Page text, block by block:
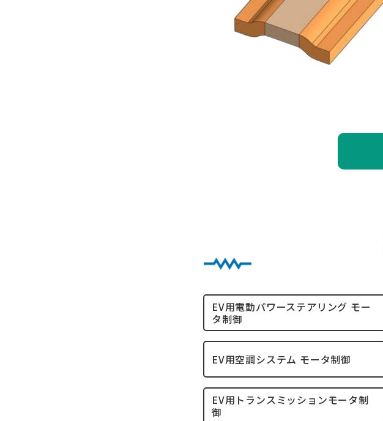
EV用電動パワーステアリング モー
タ制御
EV用空調システム モータ制御
EV用トランスミッションモータ制
御